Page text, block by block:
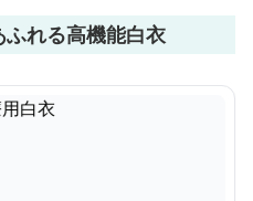
れる高機能白衣